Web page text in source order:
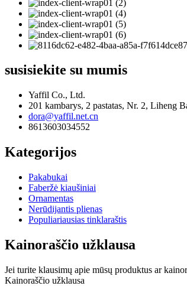
susisiekite su mumis
Yaffil Co., Ltd.
201 kambarys, 2 pastatas, Nr. 2, Liheng
dora@yaffil.net.cn
8613603034552
Kategorijos
Pakabukai
Faberžė kiaušiniai
Ornamentas
Nerūdijantis plienas
Populiariausias tinklaraštis
Kainoraščio užklausa
Jei turite klausimų apie mūsų produktus ar
Kainoraščio užklausa